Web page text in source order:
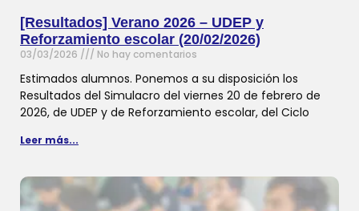
[Resultados] Verano 2026 – UDEP y
Reforzamiento escolar (20/02/2026)
03/03/2026 No hay comentarios
Estimados alumnos. Ponemos a su disposición los
Resultados del Simulacro del viernes 20 de febrero de
2026, de UDEP y de Reforzamiento escolar, del Ciclo
Leer más...